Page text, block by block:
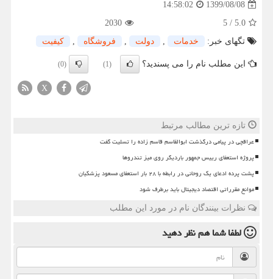
1399/08/08
14:58:02
5.0
/
5
2030
تگهای خبر:
خدمات , دولت , فروشگاه , كیفیت
این مطلب نام را می پسندید؟ (1)
(0)
X
تازه ترین مطالب مرتبط
عراقچی در پیامی درگذشت ابوالقاسم قاسم زاده را تسلیت گفت
پروژه استعفای رییس جمهور باردیگر روی میز تندروها
پشت پرده ادعای یک روحانی در رابطه با ۲۸ بار استعفای مسعود پزشکیان
موانع مقرراتی اقتصاد دیجیتال باید برطرف شود
نظرات بینندگان نام در مورد این مطلب
لطفا شما همنظر دهید